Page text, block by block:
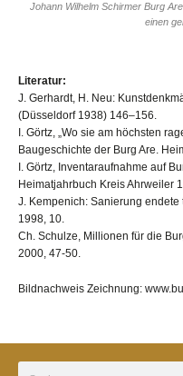
Johann Wilhelm Schirmer Burg
einen
Literatur:
J. Gerhardt, H. Neu:
(Düsseldorf 1938) 146–156.
I. Görtz, „Wo sie am höchsten
Baugeschichte der Burg Are.
I. Görtz, Inventaraufnahme auf
Heimatjahrbuch Kreis Ahrweiler
J. Kempenich: Sanierung
1998, 10.
Ch. Schulze, Millionen für die
2000, 47-50.
Bildnachweis Zeichnung: